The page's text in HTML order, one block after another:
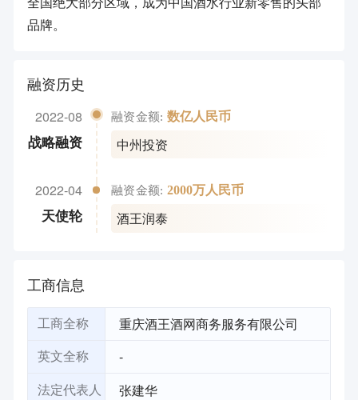
品牌。
融资历史
2022-08
战略融资
融资金额: 数亿人民币
中州投资
2022-04
天使轮
融资金额: 2000万人民币
酒王润泰
工商信息
工商全称 重庆酒王酒网商务服务有限公司
英文全称 -
法定代表人 张建华